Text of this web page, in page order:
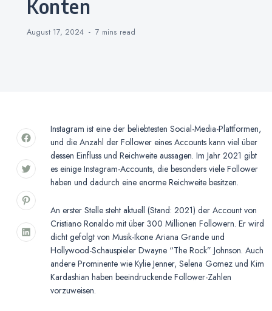
Konten
August 17, 2024 7 mins read
Instagram ist eine der beliebtesten Social-Media-Plattformen,
und die Anzahl der Follower eines Accounts kann viel über
dessen Einfluss und Reichweite aussagen. Im Jahr 2021 gibt
es einige Instagram-Accounts, die besonders viele Follower
haben und dadurch eine enorme Reichweite besitzen.
An erster Stelle steht aktuell (Stand: 2021) der Account von
Cristiano Ronaldo mit über 300 Millionen Followern. Er wird
dicht gefolgt von Musik-Ikone Ariana Grande und
Hollywood-Schauspieler Dwayne “The Rock” Johnson. Auch
andere Prominente wie Kylie Jenner, Selena Gomez und Kim
Kardashian haben beeindruckende Follower-Zahlen
vorzuweisen.